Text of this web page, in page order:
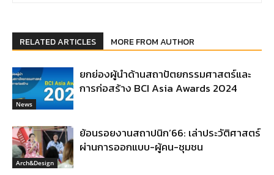
RELATED ARTICLES MORE FROM AUTHOR
News
ยกย่องผู้นำด้านสถาปัตยกรรมศาสตร์และ
การก่อสร้าง BCI Asia Awards 2024
Arch&Design
ย้อนรอยงานสถาปนิก’66: เล่าประวัติศาสตร์
ผ่านการออกแบบ-ผู้คน-ชุมชน